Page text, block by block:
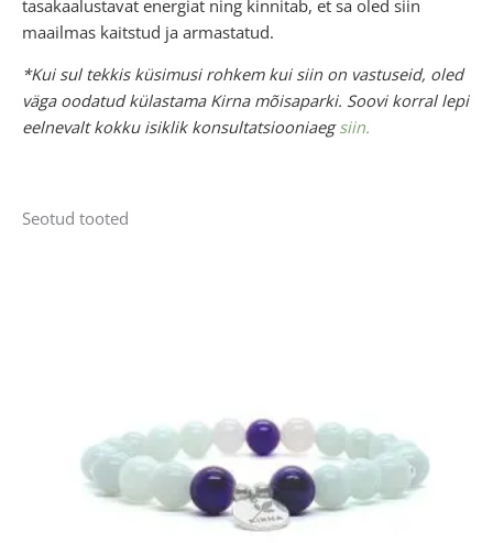
tasakaalustavat energiat ning kinnitab, et sa oled siin
maailmas kaitstud ja armastatud.
*Kui sul tekkis küsimusi rohkem kui siin on vastuseid, oled
väga oodatud külastama Kirna mõisaparki. Soovi korral lepi
eelnevalt kokku isiklik konsultatsiooniaeg siin.
Seotud tooted
teha
tootelehel.